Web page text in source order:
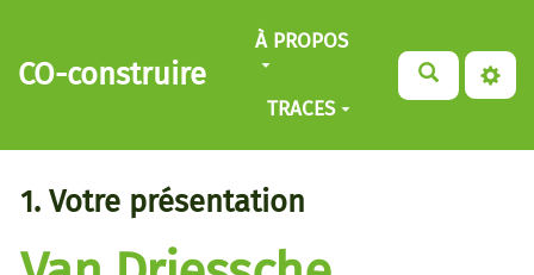
Aller au contenu principal
CO-construire
À PROPOS
TRACES
1. Votre présentation